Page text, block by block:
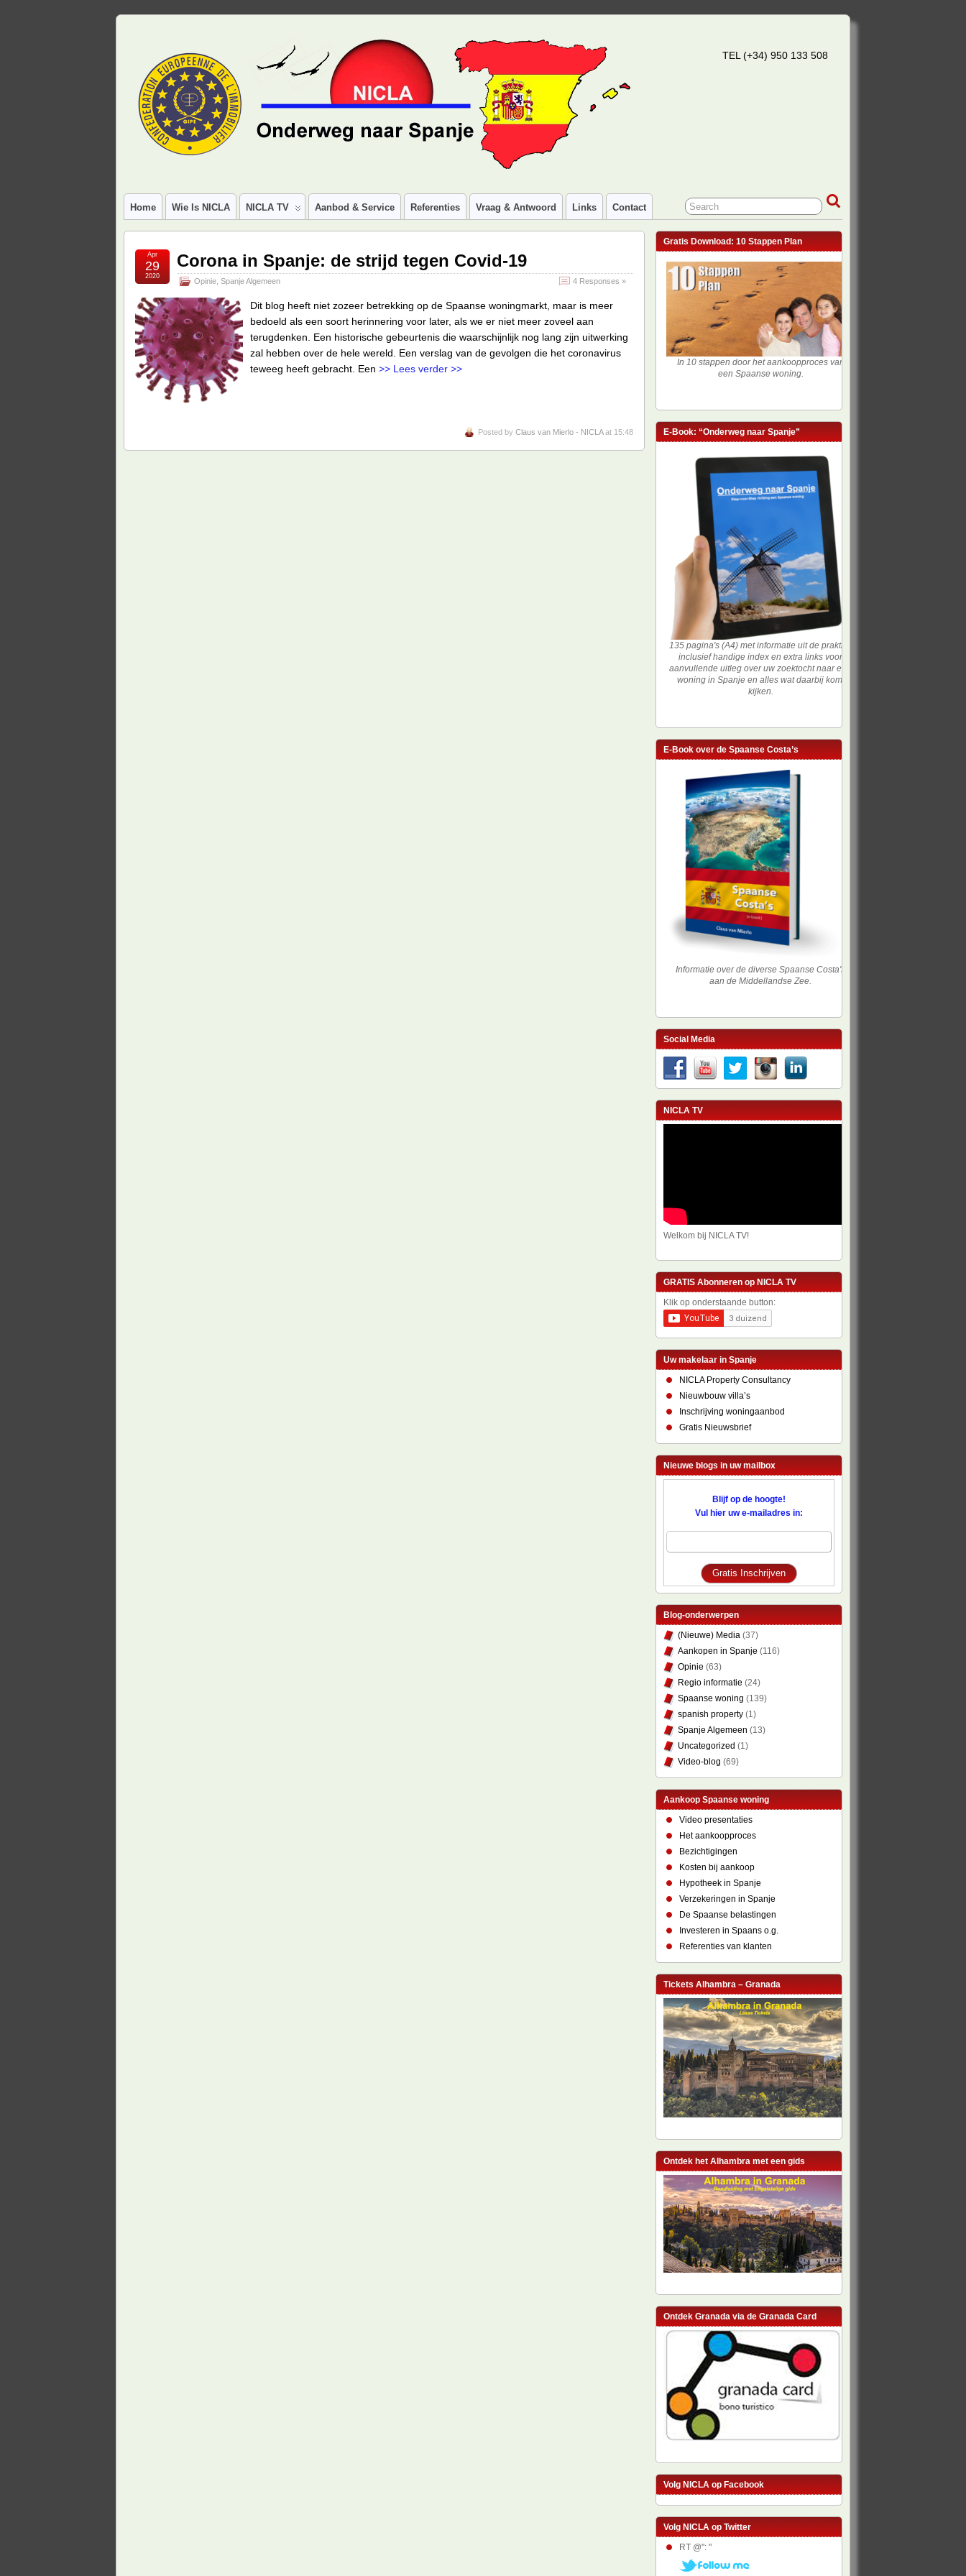
TEL (+34) 950 133 508
Home Wie Is NICLA NICLA TV Aanbod & Service Referenties Vraag & Antwoord Links Contact
Corona in Spanje: de strijd tegen Covid-19
Opinie Spanje Algemeen 4 Responses »
Apr
29
2020
Dit blog heeft niet zozeer betrekking op de Spaanse woningmarkt, maar is meer
bedoeld als een soort herinnering voor later, als we er niet meer zoveel aan
terugdenken. Een historische gebeurtenis die waarschijnlijk nog lang zijn uitwerking
zal hebben over de hele wereld. Een verslag van de gevolgen die het coronavirus
teweeg heeft gebracht. Een >> Lees verder >>
Posted by Claus van Mierlo - NICLAat 15:48
Gratis Download: 10 Stappen Plan
In 10 stappen door het aankoopproces van
een Spaanse woning.
E-Book: “Onderweg naar Spanje”
135 pagina's (A4) met informatie uit de praktijk,
inclusief handige index en extra links voor
aanvullende uitleg over uw zoektocht naar een
woning in Spanje en alles wat daarbij komt
kijken.
E-Book over de Spaanse Costa’s
Informatie over de diverse Spaanse Costa's
aan de Middellandse Zee.
Social Media
NICLA TV
Welkom bij NICLA TV!
GRATIS Abonneren op NICLA TV
Klik op onderstaande button:
Uw makelaar in Spanje
NICLA Property Consultancy
Nieuwbouw villa’s
Inschrijving woningaanbod
Gratis Nieuwsbrief
Nieuwe blogs in uw mailbox
Blijf op de hoogte!
Vul hier uw e-mailadres in:
Blog-onderwerpen
(Nieuwe) Media (37)
Aankopen in Spanje (116)
Opinie (63)
Regio informatie (24)
Spaanse woning (139)
spanish property (1)
Spanje Algemeen (13)
Uncategorized (1)
Video-blog (69)
Aankoop Spaanse woning
Video presentaties
Het aankoopproces
Bezichtigingen
Kosten bij aankoop
Hypotheek in Spanje
Verzekeringen in Spanje
De Spaanse belastingen
Investeren in Spaans o.g.
Referenties van klanten
Tickets Alhambra – Granada
Ontdek het Alhambra met een gids
Ontdek Granada via de Granada Card
Volg NICLA op Facebook
Volg NICLA op Twitter
RT @": "